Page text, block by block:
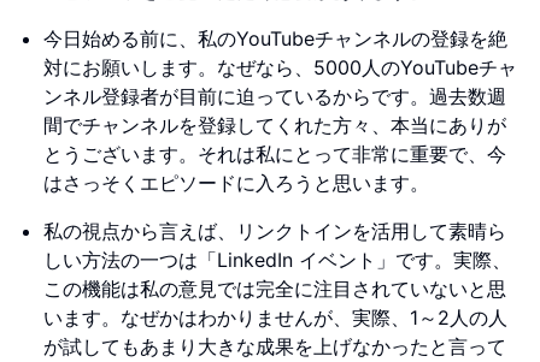
今日始める前に、私のYouTubeチャンネルの登録を絶
対にお願いします。なぜなら、5000人のYouTubeチャ
ンネル登録者が目前に迫っているからです。過去数週
間でチャンネルを登録してくれた方々、本当にありが
とうございます。それは私にとって非常に重要で、今
はさっそくエピソードに入ろうと思います。
私の視点から言えば、リンクトインを活用して素晴ら
しい方法の一つは「LinkedIn イベント」です。実際、
この機能は私の意見では完全に注目されていないと思
います。なぜかはわかりませんが、実際、1～2人の人
が試してもあまり大きな成果を上げなかったと言って